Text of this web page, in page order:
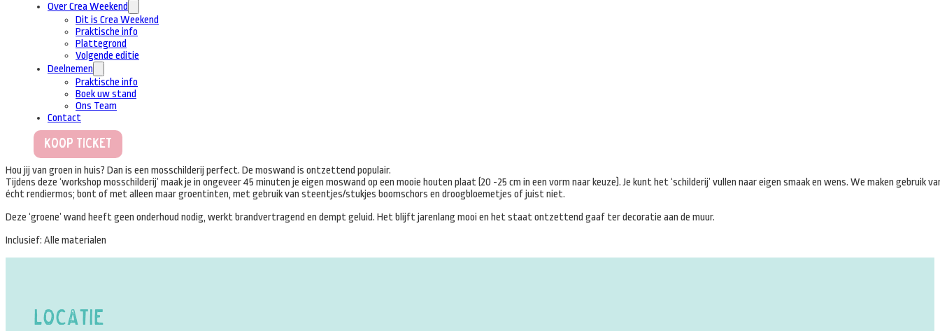
Over Crea Weekend
Dit is Crea Weekend
Praktische info
Plattegrond
Volgende editie
Deelnemen
Praktische info
Boek uw stand
Ons Team
Contact
Koop Ticket
Hou jij van groen in huis? Dan is een mosschilderij perfect. De moswand is ontzettend populair.
Tijdens deze ‘workshop mosschilderij’ maak je in ongeveer 45 minuten je eigen moswand op een mooie houten plaat (20 -25 cm in een vorm naar keuze). Je kunt het ‘schilderij’ vullen naar eigen smaak en wens. We maken gebruik
écht rendiermos; bont of met alleen maar groentinten, met gebruik van steentjes/stukjes boomschors en droogbloemetjes of juist niet.
Deze ‘groene’ wand heeft geen onderhoud nodig, werkt brandvertragend en dempt geluid. Het blijft jarenlang mooi en het staat ontzettend gaaf ter decoratie aan de muur.
Inclusief: Alle materialen
Locatie